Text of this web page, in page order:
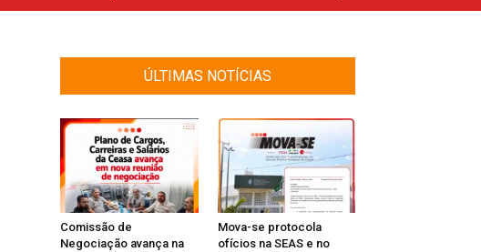
ÚLTIMAS NOTÍCIAS
Comissão de
Negociação avança na
Mova-se protocola
ofícios na SEAS e no